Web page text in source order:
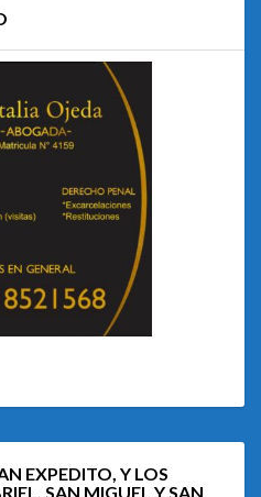
EXPEDITO, Y LOS
SAN MIGUEL Y SAN